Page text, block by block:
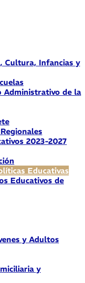
Cultura, Infancias y
Administrativo de la
2023-2027
Educativas
Educativos de
y Adultos
y